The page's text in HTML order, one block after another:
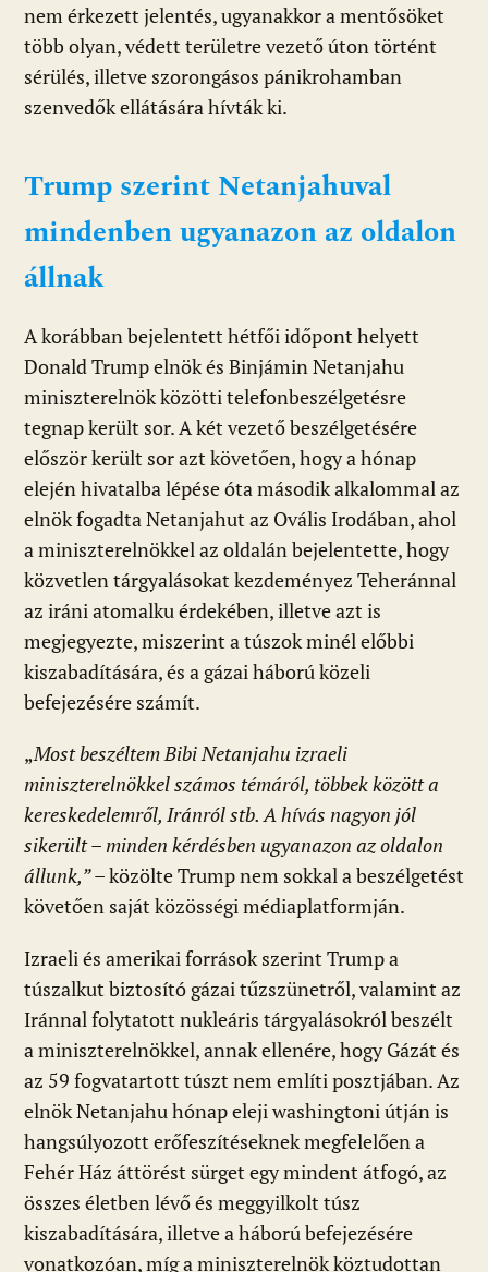
nem érkezett jelentés, ugyanakkor a mentősöket
több olyan, védett területre vezető úton történt
sérülés, illetve szorongásos pánikrohamban
szenvedők ellátására hívták ki.
Trump szerint Netanjahuval
mindenben ugyanazon az oldalon
állnak
A korábban bejelentett hétfői időpont helyett
Donald Trump elnök és Binjámin Netanjahu
miniszterelnök közötti telefonbeszélgetésre
tegnap került sor. A két vezető beszélgetésére
először került sor azt követően, hogy a hónap
elején hivatalba lépése óta második alkalommal az
elnök fogadta Netanjahut az Ovális Irodában, ahol
a miniszterelnökkel az oldalán bejelentette, hogy
közvetlen tárgyalásokat kezdeményez Teheránnal
az iráni atomalku érdekében, illetve azt is
megjegyezte, miszerint a túszok minél előbbi
kiszabadítására, és a gázai háború közeli
befejezésére számít.
„Most beszéltem Bibi Netanjahu izraeli
miniszterelnökkel számos témáról, többek között a
kereskedelemről, Iránról stb. A hívás nagyon jól
sikerült – minden kérdésben ugyanazon az oldalon
állunk,”– közölte Trump nem sokkal a beszélgetést
követően saját közösségi médiaplatformján.
Izraeli és amerikai források szerint Trump a
túszalkut biztosító gázai tűzszünetről, valamint az
Iránnal folytatott nukleáris tárgyalásokról beszélt
a miniszterelnökkel, annak ellenére, hogy Gázát és
az 59 fogvatartott túszt nem említi posztjában. Az
elnök Netanjahu hónap eleji washingtoni útján is
hangsúlyozott erőfeszítéseknek megfelelően a
Fehér Ház áttörést sürget egy mindent átfogó, az
összes életben lévő és meggyilkolt túsz
kiszabadítására, illetve a háború befejezésére
vonatkozóan, míg a miniszterelnök köztudottan